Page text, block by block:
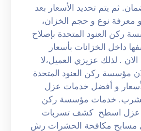
ثم يتم تحديد الأسعار بعد
و معرفة نوع و حجم الخزان،
ركن العنود المتحدة بإصلاح
داخل الخزانات بأسعار
. لذلك عزيزي العميل،لا
مؤسسة ركن العنود المتحدة
و أفضل خدمات عزل
الشرب. خدمات مؤسسة ركن
عزل اسطح كشف تسربات
مسابح مكافحة الحشرات رش